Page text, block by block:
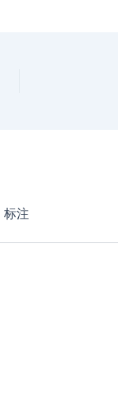
标注